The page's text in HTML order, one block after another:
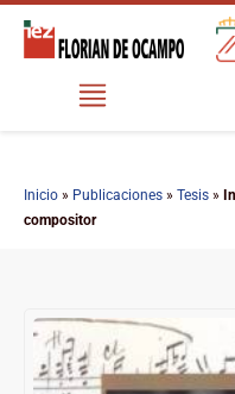
Inicio » Publicaciones » Tesis »
compositor